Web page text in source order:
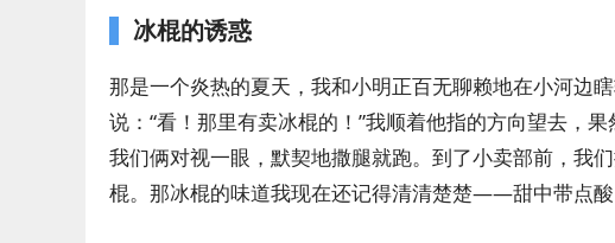
冰棍的诱惑
那是一个炎热的夏天，我和小明正百无聊赖地在小河边
说：“看！那里有卖冰棍的！”我顺着他指的方向望去，
我们俩对视一眼，默契地撒腿就跑。到了小卖部前，我
棍。那冰棍的味道我现在还记得清清楚楚——甜中带点酸